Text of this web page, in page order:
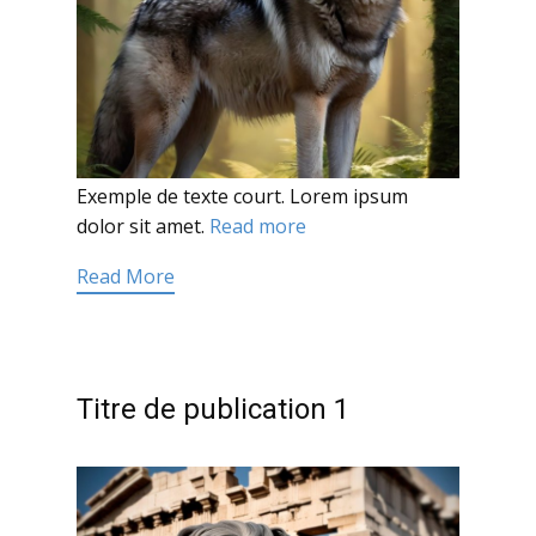
Exemple de texte court. Lorem ipsum
dolor sit amet. Read more
Read More
Titre de publication 1